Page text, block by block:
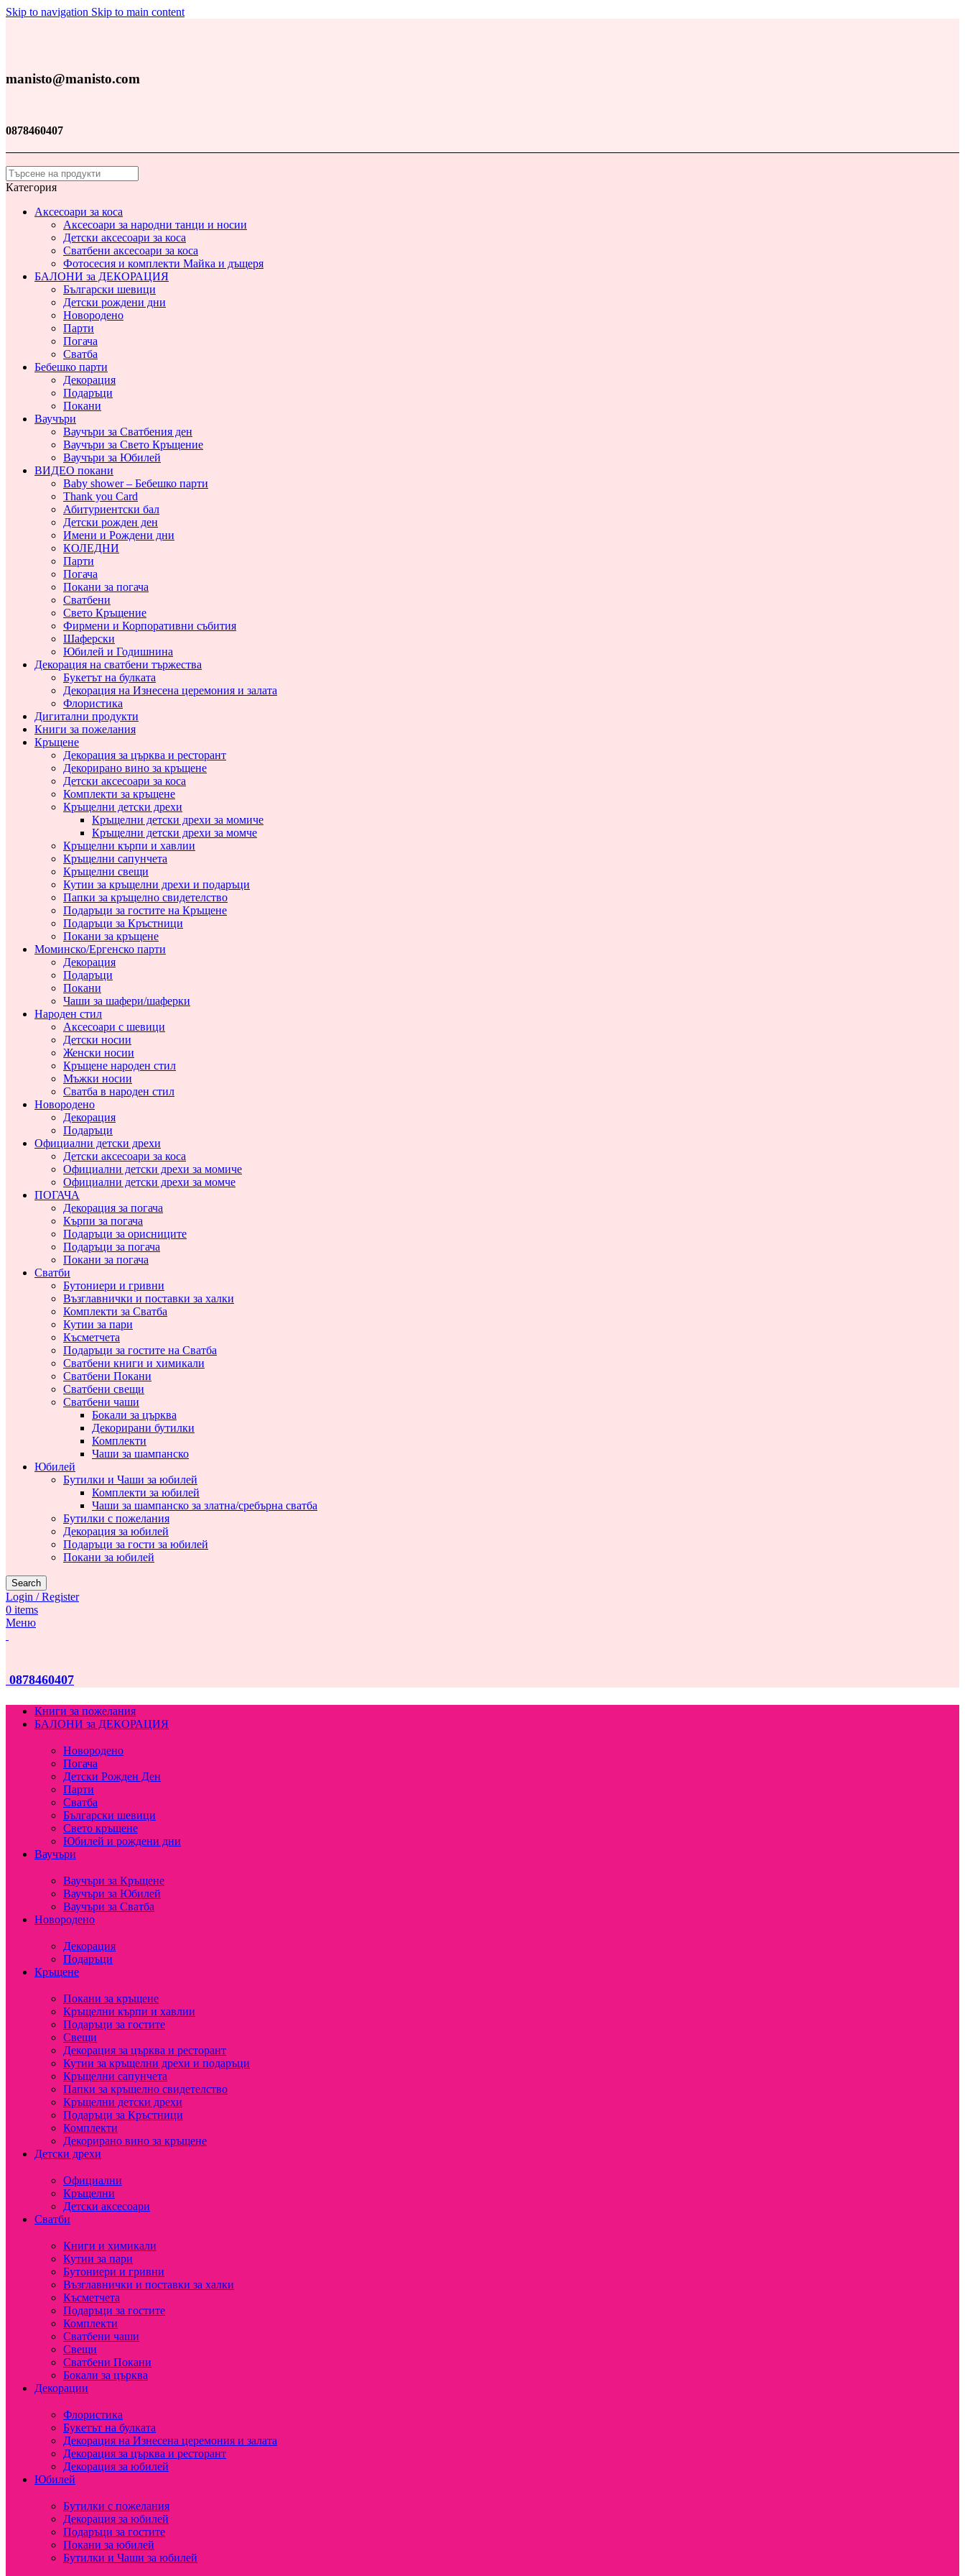
Skip to navigation Skip to main content
manisto@manisto.com
0878460407
Категория
Аксесоари за коса
Аксесоари за народни танци и носии
Детски аксесоари за коса
Сватбени аксесоари за коса
Фотосесия и комплекти Майка и дъщеря
БАЛОНИ за ДЕКОРАЦИЯ
Български шевици
Детски рождени дни
Новородено
Парти
Погача
Сватба
Бебешко парти
Декорация
Подаръци
Покани
Ваучъри
Ваучъри за Сватбения ден
Ваучъри за Свето Кръщение
Ваучъри за Юбилей
ВИДЕО покани
Baby shower – Бебешко парти
Thank you Card
Абитуриентски бал
Детски рожден ден
Имени и Рождени дни
КОЛЕДНИ
Парти
Погача
Покани за погача
Сватбени
Свето Кръщение
Фирмени и Корпоративни събития
Шаферски
Юбилей и Годишнина
Декорация на сватбени тържества
Букетът на булката
Декорация на Изнесена церемония и залата
Флористика
Дигитални продукти
Книги за пожелания
Кръщене
Декорация за църква и ресторант
Декорирано вино за кръщене
Детски аксесоари за коса
Комплекти за кръщене
Кръщелни детски дрехи
Кръщелни детски дрехи за момиче
Кръщелни детски дрехи за момче
Кръщелни кърпи и хавлии
Кръщелни сапунчета
Кръщелни свещи
Кутии за кръщелни дрехи и подаръци
Папки за кръщелно свидетелство
Подаръци за гостите на Кръщене
Подаръци за Кръстници
Покани за кръщене
Моминско/Ергенско парти
Декорация
Подаръци
Покани
Чаши за шафери/шаферки
Народен стил
Аксесоари с шевици
Детски носии
Женски носии
Кръщене народен стил
Мъжки носии
Сватба в народен стил
Новородено
Декорация
Подаръци
Официални детски дрехи
Детски аксесоари за коса
Официални детски дрехи за момиче
Официални детски дрехи за момче
ПОГАЧА
Декорация за погача
Кърпи за погача
Подаръци за орисниците
Подаръци за погача
Покани за погача
Сватби
Бутониери и гривни
Възглавнички и поставки за халки
Комплекти за Сватба
Кутии за пари
Късметчета
Подаръци за гостите на Сватба
Сватбени книги и химикали
Сватбени Покани
Сватбени свещи
Сватбени чаши
Бокали за църква
Декорирани бутилки
Комплекти
Чаши за шампанско
Юбилей
Бутилки и Чаши за юбилей
Комплекти за юбилей
Чаши за шампанско за златна/сребърна сватба
Бутилки с пожелания
Декорация за юбилей
Подаръци за гости за юбилей
Покани за юбилей
Search
Login / Register
0 items
Меню
0878460407
Книги за пожелания
БАЛОНИ за ДЕКОРАЦИЯ
Новородено
Погача
Детски Рожден Ден
Парти
Сватба
Български шевици
Свето кръщене
Юбилей и рождени дни
Ваучъри
Ваучъри за Кръщене
Ваучъри за Юбилей
Ваучъри за Сватба
Новородено
Декорация
Подаръци
Кръщене
Покани за кръщене
Кръщелни кърпи и хавлии
Подаръци за гостите
Свещи
Декорация за църква и ресторант
Кутии за кръщелни дрехи и подаръци
Кръщелни сапунчета
Папки за кръщелно свидетелство
Кръщелни детски дрехи
Подаръци за Кръстници
Комплекти
Декорирано вино за кръщене
Детски дрехи
Официални
Кръщелни
Детски аксесоари
Сватби
Книги и химикали
Кутии за пари
Бутониери и гривни
Възглавнички и поставки за халки
Късметчета
Подаръци за гостите
Комплекти
Сватбени чаши
Свещи
Сватбени Покани
Бокали за църква
Декорации
Флористика
Букетът на булката
Декорация на Изнесена церемония и залата
Декорация за църква и ресторант
Декорация за юбилей
Юбилей
Бутилки с пожелания
Декорация за юбилей
Подаръци за гостите
Покани за юбилей
Бутилки и Чаши за юбилей